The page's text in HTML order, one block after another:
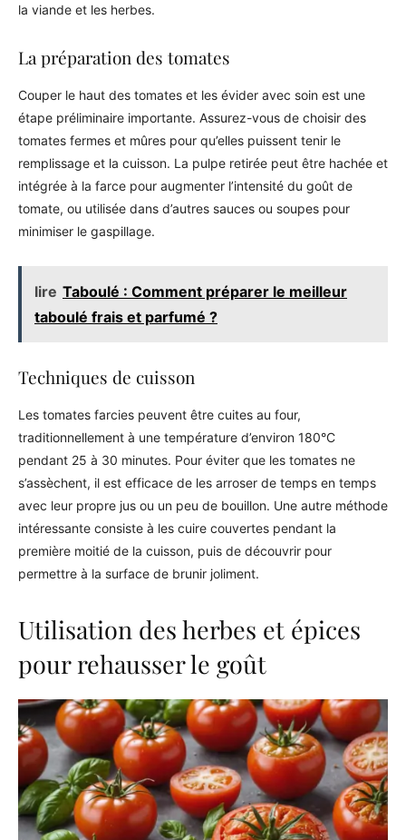
la viande et les herbes.
La préparation des tomates
Couper le haut des tomates et les évider avec soin est une
étape préliminaire importante. Assurez-vous de choisir des
tomates fermes et mûres pour qu’elles puissent tenir le
remplissage et la cuisson. La pulpe retirée peut être hachée et
intégrée à la farce pour augmenter l’intensité du goût de
tomate, ou utilisée dans d’autres sauces ou soupes pour
minimiser le gaspillage.
lire Taboulé : Comment préparer le meilleur
taboulé frais et parfumé ?
Techniques de cuisson
Les tomates farcies peuvent être cuites au four,
traditionnellement à une température d’environ 180°C
pendant 25 à 30 minutes. Pour éviter que les tomates ne
s’assèchent, il est efficace de les arroser de temps en temps
avec leur propre jus ou un peu de bouillon. Une autre méthode
intéressante consiste à les cuire couvertes pendant la
première moitié de la cuisson, puis de découvrir pour
permettre à la surface de brunir joliment.
Utilisation des herbes et épices
pour rehausser le goût